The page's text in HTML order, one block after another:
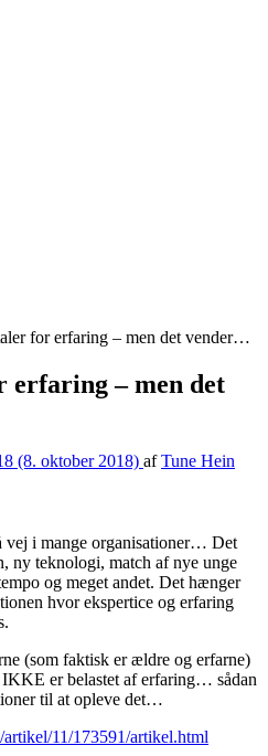
for erfaring – men det vender…
erfaring – men det
(8. oktober 2018) af Tune Hein
vej i mange organisationer… Det
ny teknologi, match af nye unge
og meget andet. Det hænger
hvor ekspertice og erfaring
(som faktisk er ældre og erfarne)
er belastet af erfaring… sådan
til at opleve det…
11/173591/artikel.html